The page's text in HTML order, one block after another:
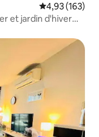
Note
4,93 (163)
et jardin d'hiver